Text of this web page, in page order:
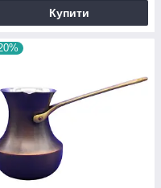
Купити